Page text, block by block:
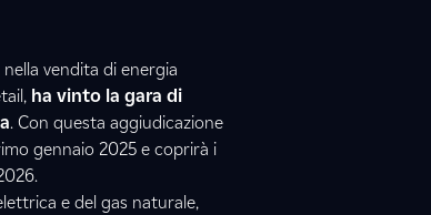
vendita di energia
ha vinto la gara di
. Con questa aggiudicazione
gennaio 2025 e coprirà i
e del gas naturale,